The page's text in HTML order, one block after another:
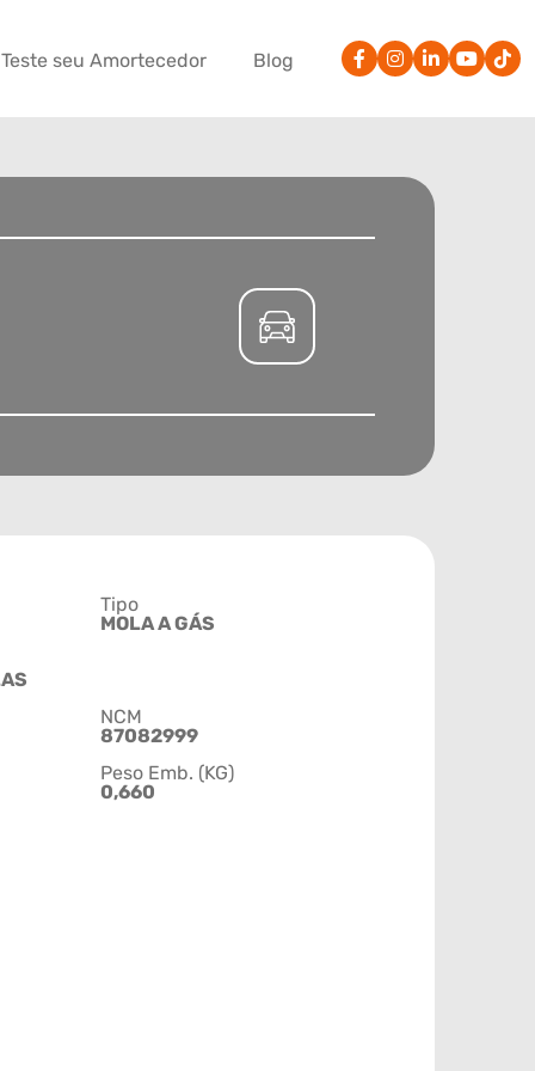
Teste seu Amortecedor Blog
Tipo
MOLA A GÁS
NCM
87082999
Peso Emb. (KG)
0,660